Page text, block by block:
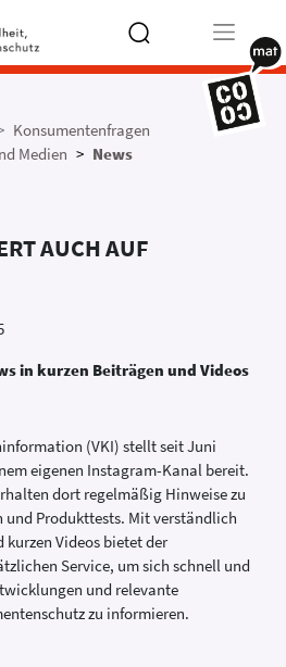
more
characters
Konsumentenfragen
Medien
News
AUCH AUF
in kurzen Beiträgen und Videos
(VKI) stellt seit Juni
eigenen Instagram-Kanal bereit.
dort regelmäßig Hinweise zu
und Produkttests. Mit verständlich
Videos bietet der
Service, um sich schnell und
und relevante
zu informieren.